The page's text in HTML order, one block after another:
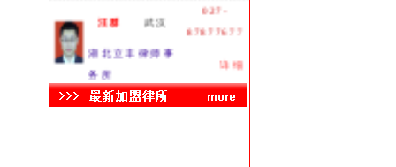
汪群 武汉
027-
87877677
湖北立丰律师事
务所
详细
冯刈 武汉
027-